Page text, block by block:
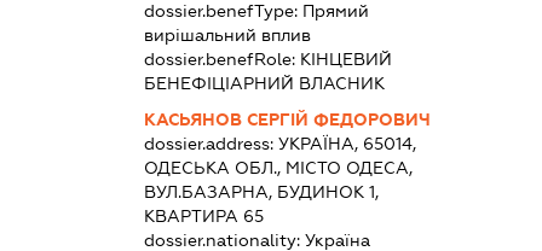
dossier.benefType: Прямий
вирішальний вплив
dossier.benefRole: КІНЦЕВИЙ
БЕНЕФІЦІАРНИЙ ВЛАСНИК
КАСЬЯНОВ СЕРГІЙ ФЕДОРОВИЧ
dossier.address:УКРАЇНА, 65014,
ОДЕСЬКА ОБЛ., МІСТО ОДЕСА,
ВУЛ.БАЗАРНА, БУДИНОК 1,
КВАРТИРА 65
dossier.nationality:Україна